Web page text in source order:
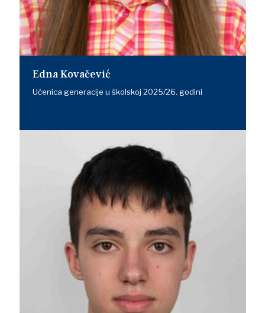
Edna Kovačević
Učenica generacije u školskoj 2025/26. godini